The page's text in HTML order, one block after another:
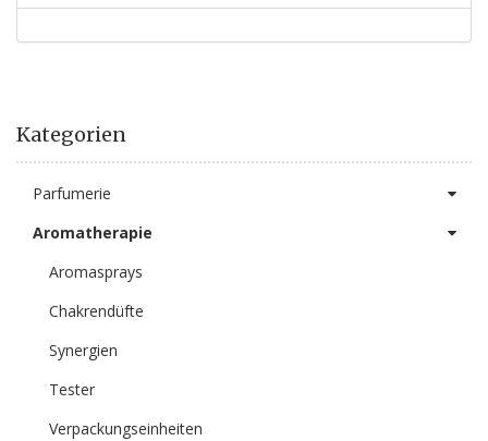
Kategorien
Parfumerie
Aromatherapie
Aromasprays
Chakrendüfte
Synergien
Tester
Verpackungseinheiten